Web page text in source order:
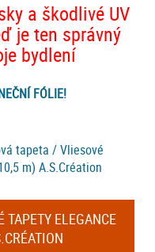
a škodlivé UV
je ten správný
bydlení
FÓLIE!
tapeta / Vliesové
m) A.S.Création
TAPETY ELEGANCE